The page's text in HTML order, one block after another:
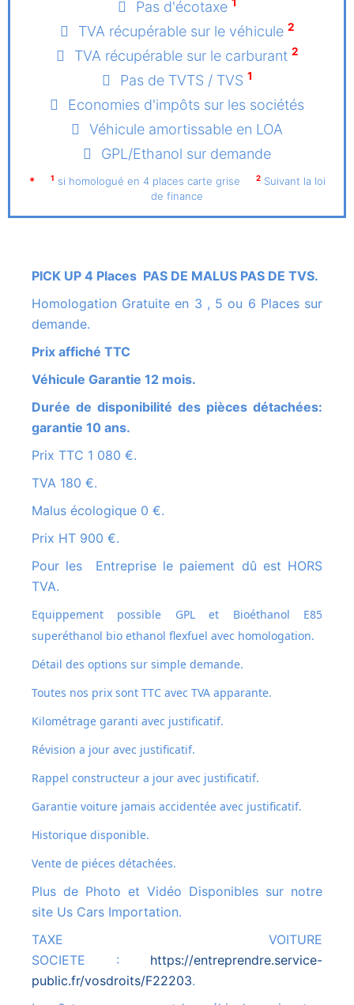
Pas d'écotaxe 1
TVA récupérable sur le véhicule 2
TVA récupérable sur le carburant 2
Pas de TVTS / TVS 1
Economies d'impôts sur les sociétés
Véhicule amortissable en LOA
GPL/Ethanol sur demande
* 1 si homologué en 4 places carte grise 2 Suivant la loi
de finance
PICK UP 4 Places PAS DE MALUS PAS DE TVS.
Homologation Gratuite en 3 , 5 ou 6 Places sur
demande.
Prix affiché TTC
Véhicule Garantie 12 mois.
Durée de disponibilité des pièces détachées:
garantie 10 ans.
Prix TTC 1 080 €.
TVA 180 €.
Malus écologique 0 €.
Prix HT 900 €.
Pour les Entreprise le paiement dû est HORS
TVA.
Equippement possible GPL et Bioéthanol E85
superéthanol bio ethanol flexfuel avec homologation.
Détail des options sur simple demande.
Toutes nos prix sont TTC avec TVA apparante.
Kilométrage garanti avec justificatif.
Révision a jour avec justificatif.
Rappel constructeur a jour avec justificatif.
Garantie voiture jamais accidentée avec justificatif.
Historique disponible.
Vente de piéces détachées.
Plus de Photo et Vidéo Disponibles sur notre
site Us Cars Importation.
TAXE VOITURE
SOCIETE : https://entreprendre.service-
public.fr/vosdroits/F22203.